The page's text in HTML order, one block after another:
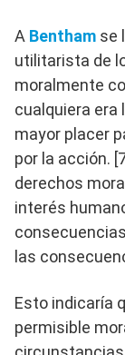
A Bentham se
utilitarista de
moralmente
cualquiera era
mayor placer
por la acción.
derechos
interés
las
Esto indicaría
permisible